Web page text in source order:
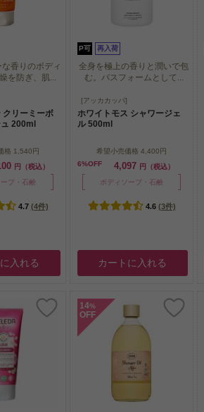
香りのボディ
を防ぎ、肌...
香りのボディ
を防ぎ、肌...
クリーミーボ
200ml
格 1,540円
円（税込）
プ・石鹸
4.7 (4件)
入れる
P可 再入荷
全身を極上の香りと潤いで包
む。バスフォームとして...
全身を極上の香りと潤いで包
む。バスフォームとして...
[アッカカッパ]
ホワイトモス シャワージェ
ル 500ml
希望小売価格 4,400円
6%OFF
4,097 円（税込）
ボディソープ・石鹸
4.6 (3件)
カートに入れる
14%
OFF